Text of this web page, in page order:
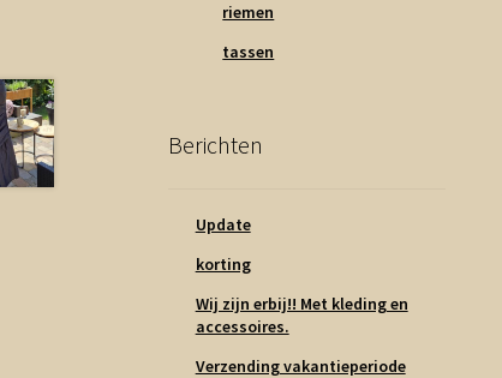
riemen
tassen
Berichten
Update
korting
Wij zijn erbij!! Met kleding en
accessoires.
Verzending vakantieperiode